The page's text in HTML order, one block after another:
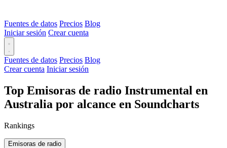
Fuentes de datos Precios Blog
Iniciar sesión Crear cuenta
Fuentes de datos Precios Blog
Crear cuenta Iniciar sesión
Top Emisoras de radio Instrumental en
Australia por alcance en Soundcharts
Rankings
Emisoras de radio